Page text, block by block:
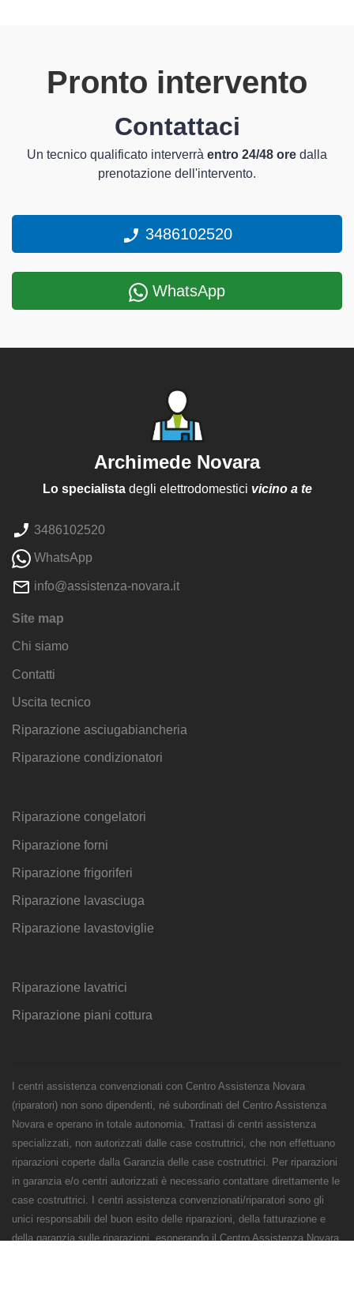
Pronto intervento
Contattaci
Un tecnico qualificato interverrà entro 24/48 ore dalla
prenotazione dell'intervento.
3486102520
WhatsApp
Archimede Novara
Lo specialistadegli elettrodomestici vicino a te
3486102520
WhatsApp
info@assistenza-novara.it
Site map
Chi siamo
Contatti
Uscita tecnico
Riparazione asciugabiancheria
Riparazione condizionatori
Riparazione congelatori
Riparazione forni
Riparazione frigoriferi
Riparazione lavasciuga
Riparazione lavastoviglie
Riparazione lavatrici
Riparazione piani cottura
I centri assistenza convenzionati con Centro Assistenza Novara
(riparatori) non sono dipendenti, né subordinati del Centro Assistenza
Novara e operano in totale autonomia. Trattasi di centri assistenza
specializzati, non autorizzati dalle case costruttrici, che non effettuano
riparazioni coperte dalla Garanzia delle case costruttrici. Per riparazioni
in garanzia e/o centri autorizzati è necessario contattare direttamente le
case costruttrici. I centri assistenza convenzionati/riparatori sono gli
unici responsabili del buon esito delle riparazioni, della fatturazione e
della garanzia sulle riparazioni, esonerando il Centro Assistenza Novara